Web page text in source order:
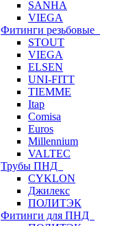
SANHA
VIEGA
Фитинги резьбовые
STOUT
VIEGA
ELSEN
UNI-FITT
TIEMME
Itap
Comisa
Euros
Millennium
VALTEC
Трубы ПНД
CYKLON
Джилекс
ПОЛИТЭК
Фитинги для ПНД